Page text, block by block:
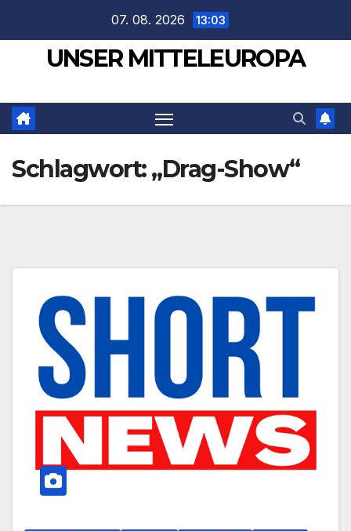
springen
07. 08. 2026 13:03
UNSER MITTELEUROPA
Schlagwort:„Drag-Show“